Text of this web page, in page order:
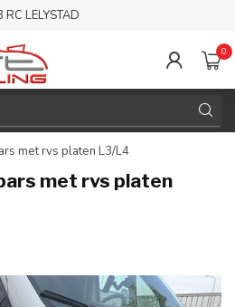
LELYSTAD
0
met rvs platen L3/L4
met rvs platen